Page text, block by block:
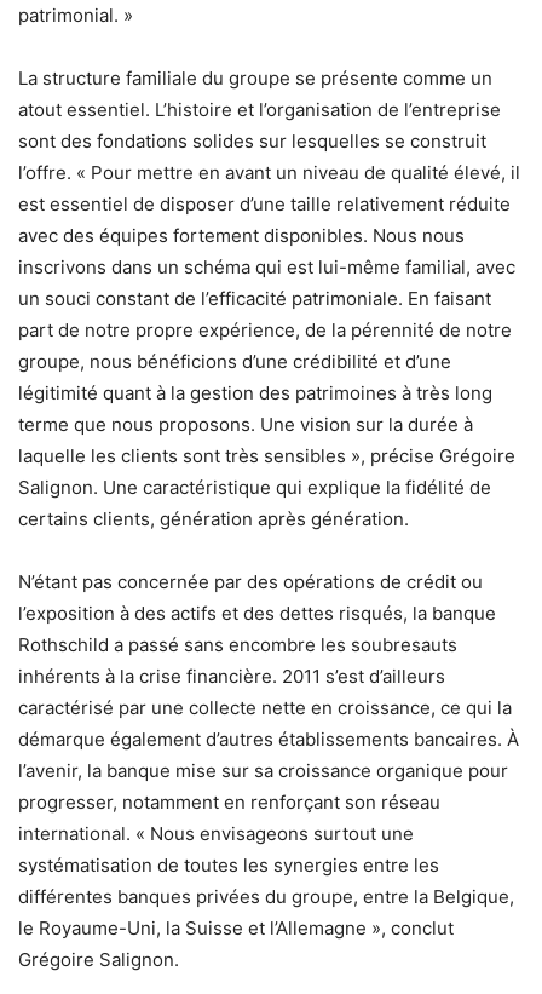
patrimonial. »
La structure familiale du groupe se présente comme un
atout essentiel. L’histoire et l’organisation de l’entreprise
sont des fondations solides sur lesquelles se construit
l’offre. « Pour mettre en avant un niveau de qualité élevé, il
est essentiel de disposer d’une taille relativement réduite
avec des équipes fortement disponibles. Nous nous
inscrivons dans un schéma qui est lui-même familial, avec
un souci constant de l’efficacité patrimoniale. En faisant
part de notre propre expérience, de la pérennité de notre
groupe, nous bénéficions d’une crédibilité et d’une
légitimité quant à la gestion des patrimoines à très long
terme que nous proposons. Une vision sur la durée à
laquelle les clients sont très sensibles », précise Grégoire
Salignon. Une caractéristique qui explique la fidélité de
certains clients, génération après génération.
N’étant pas concernée par des opérations de crédit ou
l’exposition à des actifs et des dettes risqués, la banque
Rothschild a passé sans encombre les soubresauts
inhérents à la crise financière. 2011 s’est d’ailleurs
caractérisé par une collecte nette en croissance, ce qui la
démarque également d’autres établissements bancaires. À
l’avenir, la banque mise sur sa croissance organique pour
progresser, notamment en renforçant son réseau
international. « Nous envisageons surtout une
systématisation de toutes les synergies entre les
différentes banques privées du groupe, entre la Belgique,
le Royaume-Uni, la Suisse et l’Allemagne », conclut
Grégoire Salignon.